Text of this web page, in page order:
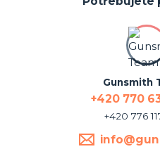
Gunsmith
+420 770
+420 776